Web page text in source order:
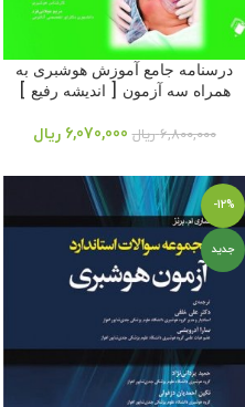
درسنامه جامع آموزش هوشبری به
همراه سه آزمون [ اندیشه رفیع ]
6,800,000 ریال 6,070,000 ریال
-12%
جدید